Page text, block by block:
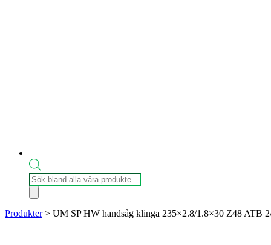
Produktsökning
Produkter> UM SP HW handsåg klinga 235×2.8/1.8×30 Z48 ATB